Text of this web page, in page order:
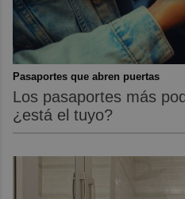
Pasaportes que abren puertas
Los pasaportes más
¿está el tuyo?